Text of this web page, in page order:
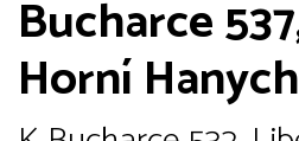
Bucharce
Horní